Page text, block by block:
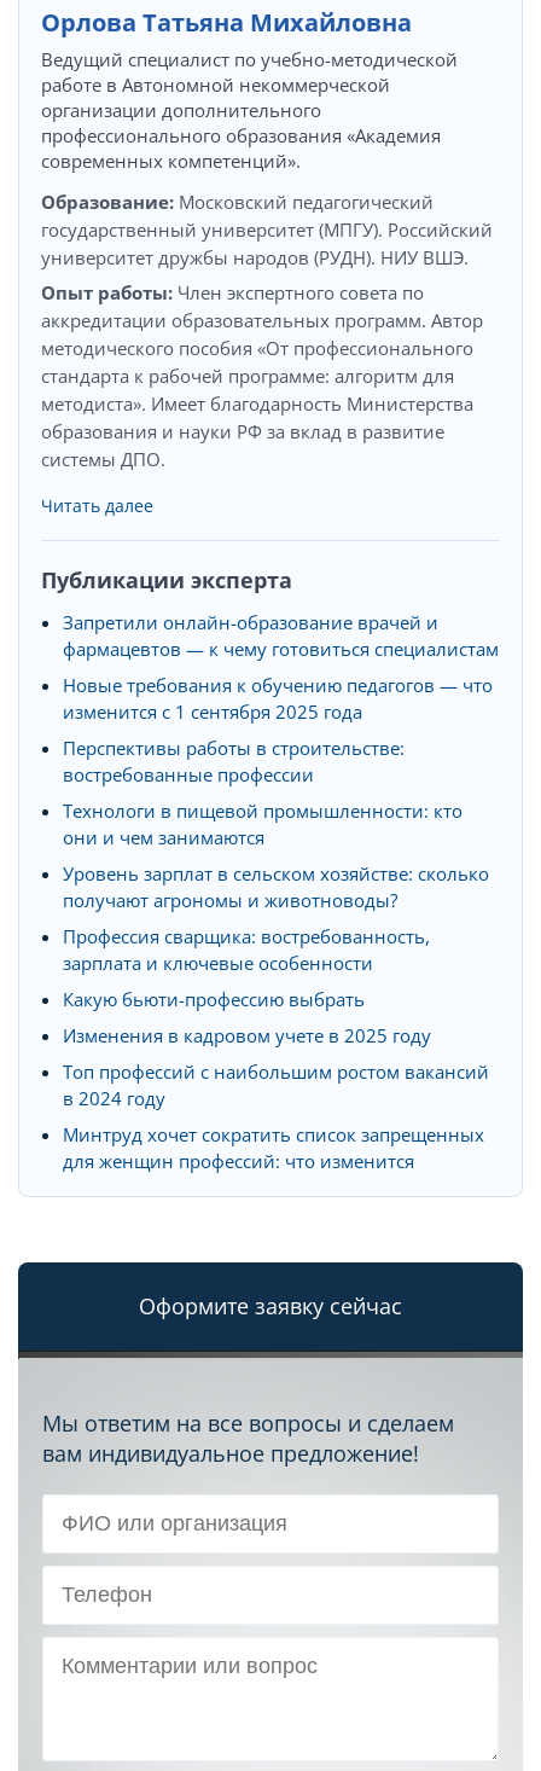
Орлова Татьяна Михайловна
Ведущий специалист по учебно-методической
работе в Автономной некоммерческой
организации дополнительного
профессионального образования «Академия
современных компетенций».
Образование: Московский педагогический
государственный университет (МПГУ). Российский
университет дружбы народов (РУДН). НИУ ВШЭ.
Опыт работы: Член экспертного совета по
аккредитации образовательных программ. Автор
методического пособия «От профессионального
стандарта к рабочей программе: алгоритм для
методиста». Имеет благодарность Министерства
образования и науки РФ за вклад в развитие
системы ДПО.
Читать далее
Публикации эксперта
Запретили онлайн-образование врачей и
фармацевтов — к чему готовиться специалистам
Новые требования к обучению педагогов — что
изменится с 1 сентября 2025 года
Перспективы работы в строительстве:
востребованные профессии
Технологи в пищевой промышленности: кто
они и чем занимаются
Уровень зарплат в сельском хозяйстве: сколько
получают агрономы и животноводы?
Профессия сварщика: востребованность,
зарплата и ключевые особенности
Какую бьюти-профессию выбрать
Изменения в кадровом учете в 2025 году
Топ профессий с наибольшим ростом вакансий
в 2024 году
Минтруд хочет сократить список запрещенных
для женщин профессий: что изменится
Оформите заявку сейчас
Мы ответим на все вопросы и сделаем
вам индивидуальное предложение!